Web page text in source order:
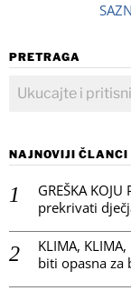
PRETRAGA
NAJNOVIJI ČLANCI
GREŠKA
prekrivati
KLIMA,
biti opasna za